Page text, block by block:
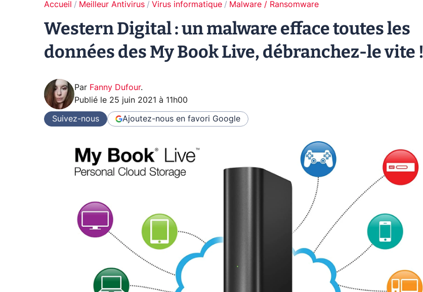
Accueil Meilleur Antivirus Virus informatique Malware / Ransomware
Western Digital : un malware efface toutes les
données des My Book Live, débranchez-le vite !
Par Fanny Dufour.
Publié le 25 juin 2021 à 11h00
Suivez-nous Ajoutez-nous en favori Google